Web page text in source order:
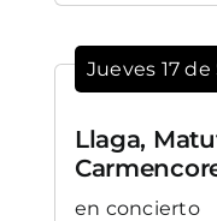
Jueves 17
Llaga,
en concierto